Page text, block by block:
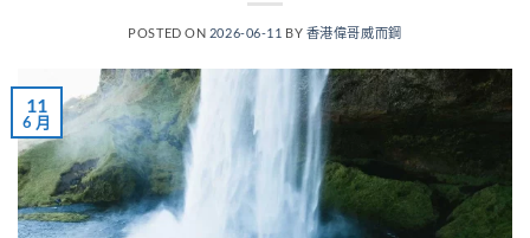
POSTED ON 2026-06-11 BY 香港偉哥威而鋼
11
6 月